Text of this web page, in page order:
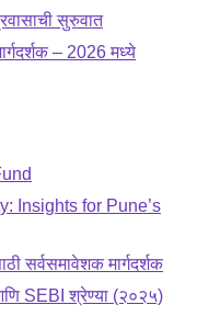
सुरुवात
– 2026 मध्ये
Insights for Pune’s
सर्वसमावेशक मार्गदर्शक
SEBI श्रेण्या (२०२५)